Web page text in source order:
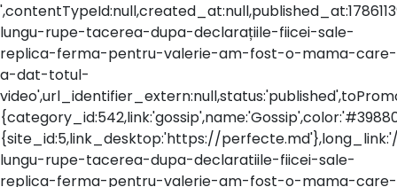
lungu-rupe-tacerea-dupa-declarațiile-fiicei-sale-
replica-ferma-pentru-valerie-am-fost-o-mama-care-
a-dat-totul-
{site_id:5,link_desktop:'https://
lungu-rupe-tacerea-dupa-declaratiile-fiicei-sale-
replica-ferma-pentru-valerie-am-fost-o-mama-care-